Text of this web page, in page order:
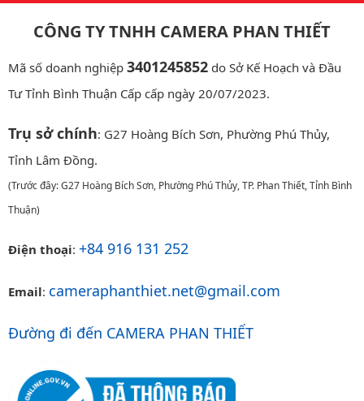
CÔNG TY TNHH CAMERA PHAN THIẾT
Mã số doanh nghiệp 3401245852 do Sở Kế Hoạch và Đầu
Tư Tỉnh Bình Thuận Cấp cấp ngày 20/07/2023.
Trụ sở chính: G27 Hoàng Bích Sơn, Phường Phú Thủy,
Tỉnh Lâm Đồng.
(Trước đây: G27 Hoàng Bích Sơn, Phường Phú Thủy, TP. Phan Thiết, Tỉnh Bình
Thuận)
Điện thoại: +84 916 131 252
Email: cameraphanthiet.net@gmail.com
Đường đi đến CAMERA PHAN THIẾT